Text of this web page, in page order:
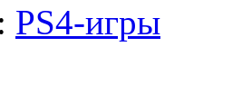
PS4-игры